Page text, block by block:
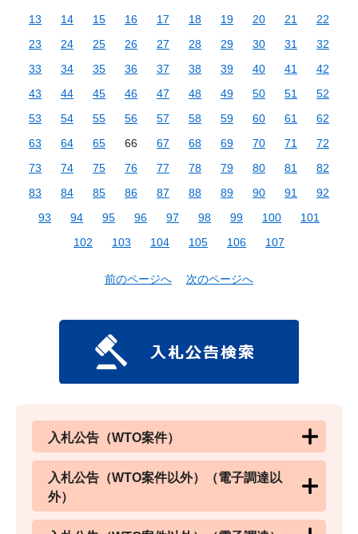
13
14 15 16 17 18 19 20 21
22
23
24 25 26 27 28 29 30 31
32
33
34 35 36 37 38 39 40 41
42
43
44 45 46 47 48 49 50 51
52
53
54 55 56 57 58 59 60 61
62
63
64 65 66 67 68 69 70 71
72
73
74 75 76 77 78 79 80 81
82
83
84 85 86 87 88 89 90 91
92
93
94 95 96 97 98 99 100
101
102
103 104 105 106 107
前のページへ 次のページへ
入札公告（WTO案件）
入札公告（WTO案件以外）（電子調達以
外）